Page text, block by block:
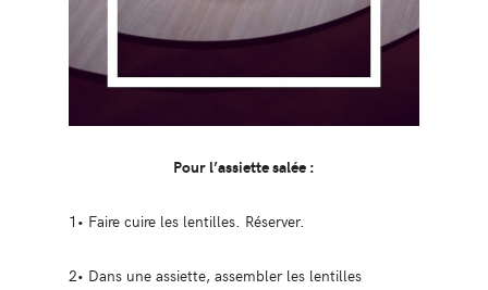
Pour l’assiette salée :
1• Faire cuire les lentilles. Réserver.
2• Dans une assiette, assembler les lentilles